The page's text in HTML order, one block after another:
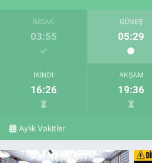
İMSAK
03:55
GÜNEŞ
05:29
İKINDI
16:26
AKŞAM
19:36
Aylık Vakitler